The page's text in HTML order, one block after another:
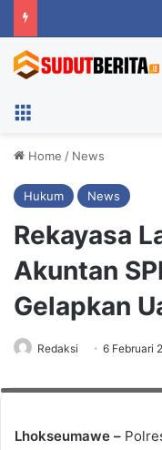
Home / News
Hukum News
Rekayasa
Akuntan
Gelapkan
Redaksi 6 Februari
Lhokseumawe –